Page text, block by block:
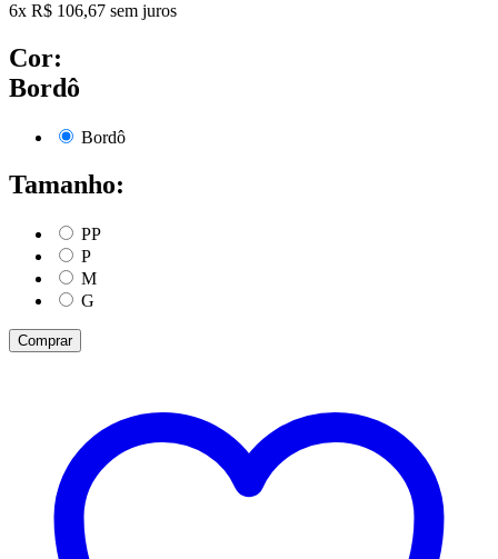
6x R$ 106,67 sem juros
Cor:
Bordô
Bordô
Tamanho:
PP
P
M
G
Comprar